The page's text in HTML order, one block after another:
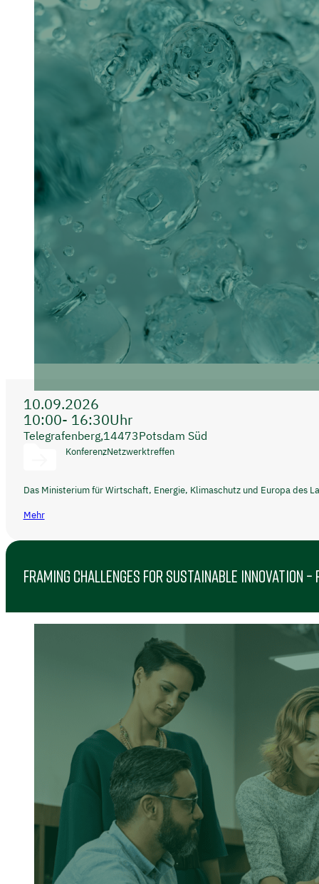
10.09.2026
10:00- 16:30Uhr
Telegrafenberg,14473Potsdam Süd
KonferenzNetzwerktreffen
Das Ministerium für Wirtschaft, Energie, Klimaschutz und Europa des
Mehr
FRAMING CHALLENGES FOR SUSTAINABLE INNOVATION –